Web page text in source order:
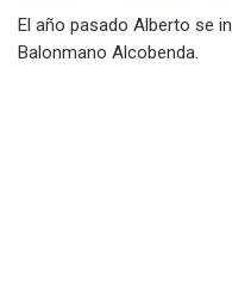
El año pasado Alberto se
Balonmano Alcobenda.